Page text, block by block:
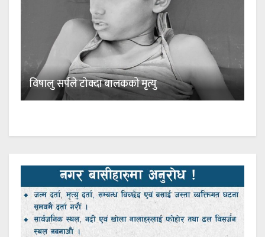
विषालु सर्पले टोक्दा बालकको मृत्यु